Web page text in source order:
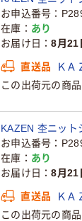
お申込番号
在庫
あり
お届け日
8月21
直送品
Ｋ
この出荷元の商
KAZEN 杢ニット
お申込番号
在庫
あり
お届け日
8月21
直送品
Ｋ
この出荷元の商